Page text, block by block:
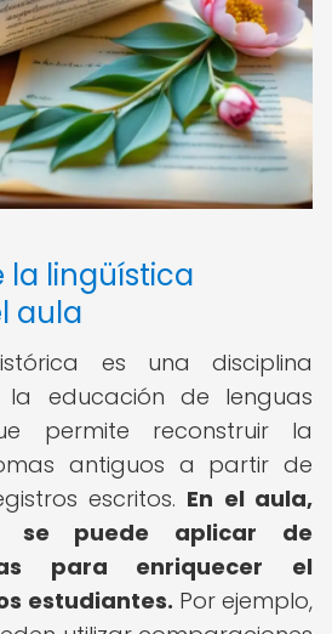
la lingüística
aula
es una disciplina
la educación de lenguas
permite reconstruir la
antiguos a partir de
escritos. En el aula,
se puede aplicar de
para enriquecer el
estudiantes. Por ejemplo,